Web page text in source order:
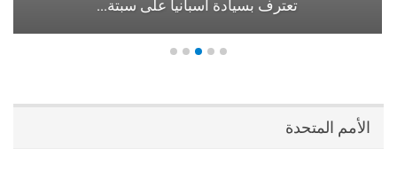
تعترف بسيادة اسبانيا على سبتة…
الأمم المتحدة